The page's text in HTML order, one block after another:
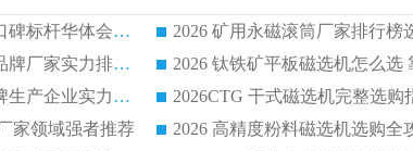
2026 矿用永磁滚筒厂家排行榜选购干货指南 行业口碑标杆华体会手机网页版-华体会(中国) 实力出众
2026 钛铁矿平板磁选机选购全攻略 市场公认优质品牌厂家实力排行榜
2026 钛铁矿平板磁选机选购指南 行业口碑优选品牌生产企业实力排行榜
家领域强者推荐